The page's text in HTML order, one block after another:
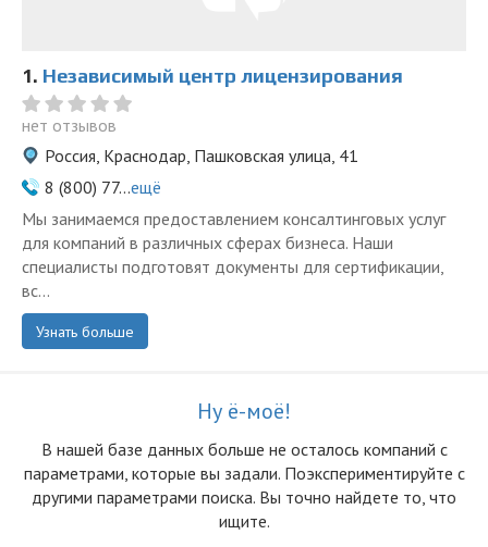
1. Независимый центр лицензирования
нет отзывов
Россия, Краснодар, Пашковская улица, 41
8 (800) 77...ещё
Мы занимаемся предоставлением консалтинговых услуг
для компаний в различных сферах бизнеса. Наши
специалисты подготовят документы для сертификации,
вс...
Узнать больше
Ну ё-моё!
В нашей базе данных больше не осталоcь компаний с
параметрами, которые вы задали. Поэкспериментируйте с
другими параметрами поиска. Вы точно найдете то, что
ищите.